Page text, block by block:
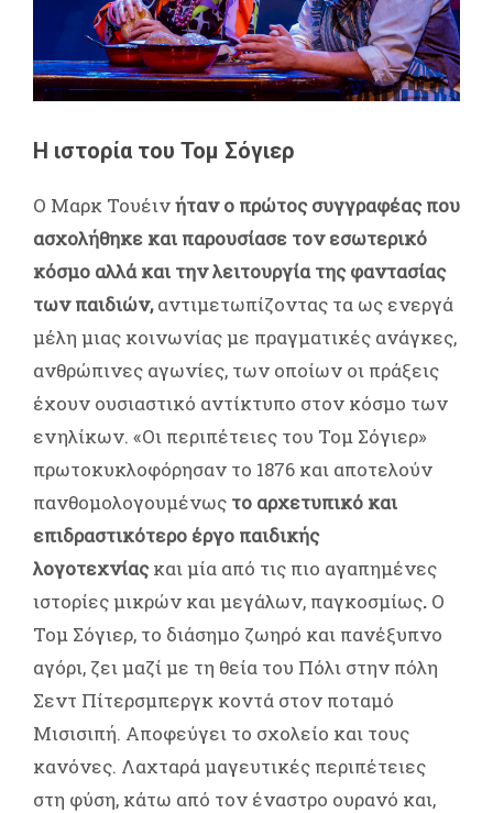
Η ιστορία του Τομ Σόγιερ
Ο Μαρκ Τουέινήταν ο πρώτος συγγραφέας που
ασχολήθηκε και παρουσίασε τον εσωτερικό
κόσμο αλλά και την λειτουργία της φαντασίας
των παιδιών,αντιμετωπίζοντας τα ως ενεργά
μέλη μιας κοινωνίας με πραγματικές ανάγκες,
ανθρώπινες αγωνίες, των οποίων οι πράξεις
έχουν ουσιαστικό αντίκτυπο στον κόσμο των
ενηλίκων. «Οι περιπέτειες του Τομ Σόγιερ»
πρωτοκυκλοφόρησαν το 1876 και αποτελούν
πανθομολογουμένως το αρχετυπικό και
επιδραστικότερο έργο παιδικής
λογοτεχνίας και μία από τις πιο αγαπημένες
ιστορίες μικρών και μεγάλων, παγκοσμίως. Ο
Τομ Σόγιερ, το διάσημο ζωηρό και πανέξυπνο
αγόρι, ζει μαζί με τη θεία του Πόλι στην πόλη
Σεντ Πίτερσμπεργκ κοντά στον ποταμό
Μισισιπή. Αποφεύγει το σχολείο και τους
κανόνες. Λαχταρά μαγευτικές περιπέτειες
στη φύση, κάτω από τον έναστρο ουρανό και,